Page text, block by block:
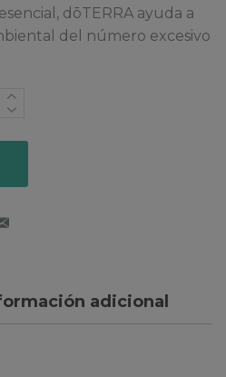
dōTERRA ayuda a
del número excesivo
adicional